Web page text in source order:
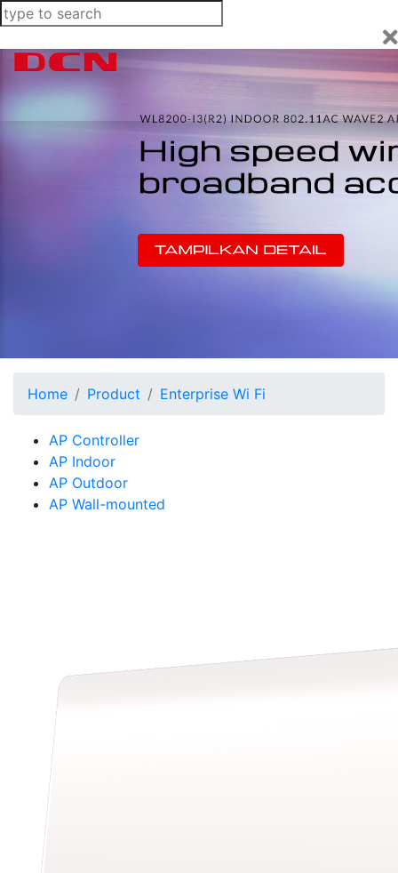
Home Product Enterprise Wi Fi
AP Controller
AP Indoor
AP Outdoor
AP Wall-mounted